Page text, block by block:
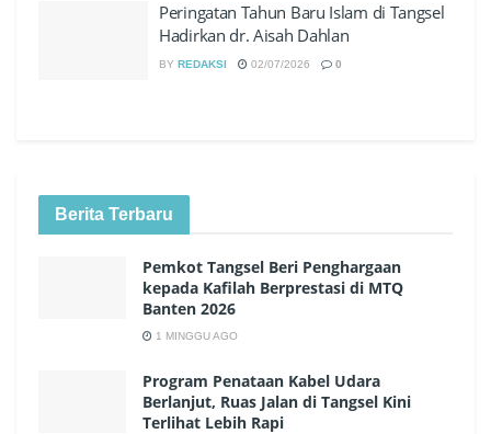
Peringatan Tahun Baru Islam di Tangsel
Hadirkan dr. Aisah Dahlan
BY REDAKSI 02/07/2026 0
Berita Terbaru
Pemkot Tangsel Beri Penghargaan
kepada Kafilah Berprestasi di MTQ
Banten 2026
1 MINGGU AGO
Program Penataan Kabel Udara
Berlanjut, Ruas Jalan di Tangsel Kini
Terlihat Lebih Rapi